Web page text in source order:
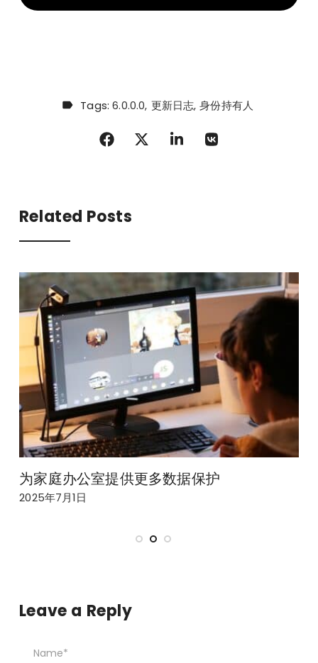
Tags:6.0.0.0 更新日志 身份持有人
Related Posts
为家庭办公室提供更多数据保护
2025年7月1日
Leave a Reply